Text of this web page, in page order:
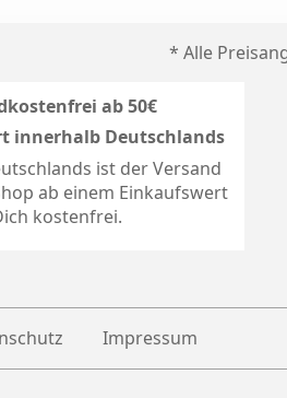
* Alle
ab 50€
innerhalb Deutschlands
ist der Versand
ab einem Einkaufswert
kostenfrei.
Impressum